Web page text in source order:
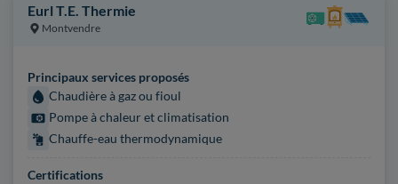
Eurl T.E. Thermie
Montvendre
Principaux services proposés
Chaudière à gaz ou fioul
Pompe à chaleur et climatisation
Chauffe-eau thermodynamique
Certifications